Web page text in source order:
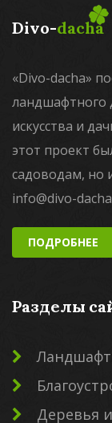
Divo-dacha
«Divo-dacha»
ландшафтного
искусства и
этот проект
садоводам, но
info@divo-
ПОДРОБНЕЕ
Разделы
Деревья